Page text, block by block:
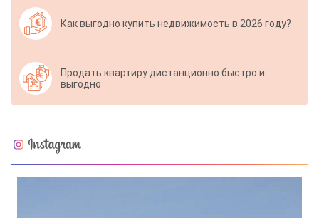
Как выгодно купить недвижимость в 2026 году?
Продать квартиру дистанционно быстро и
выгодно